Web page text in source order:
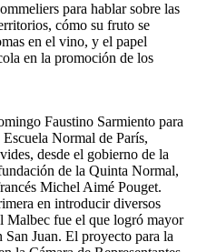
para hablar sobre las
cómo su fruto se
en el vino, y el papel
en la promoción de los
Faustino Sarmiento para
Normal de París,
desde el gobierno de la
de la Quinta Normal,
Michel Aimé Pouget.
en introducir diversos
Malbec fue el que logró mayor
Juan. El proyecto para la